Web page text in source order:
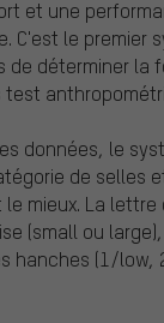
et une
C'est le premier
de déterminer la
données, le
de selles
mieux. La
(small ou
hanches (1/low,